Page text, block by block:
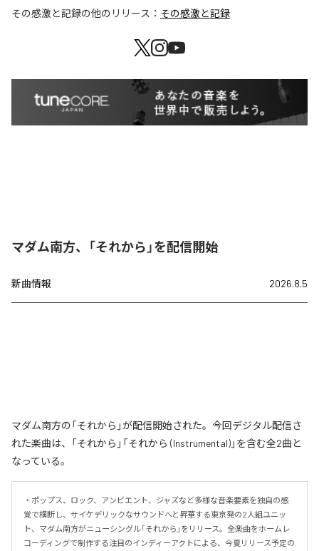
その感激と記録の他のリリース： その感激と記録
マダム南方、「それから」を配信開始
新曲情報 2026.8.5
マダム南方の「それから」が配信開始された。今回デジタル配信さ
れた楽曲は、「それから」「それから (Instrumental)」を含む全2曲と
なっている。
・ポップス、ロック、アンビエント、ジャズなど多様な音楽要素を独自の感
覚で横断し、サイケデリックなサウンドへと昇華する東京発の2人組ユニッ
ト、マダム南方がニューシングル「それから」をリリース。全楽曲をホームレ
コーディングで制作する注目のインディーアクトによる、今夏リリース予定の